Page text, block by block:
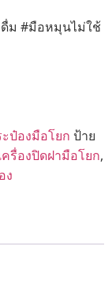
ดื่ม #มือหมุนไม่ใช้
ป๋องมือโยก ป้าย
ครื่องปิดฝามือโยก,
ง